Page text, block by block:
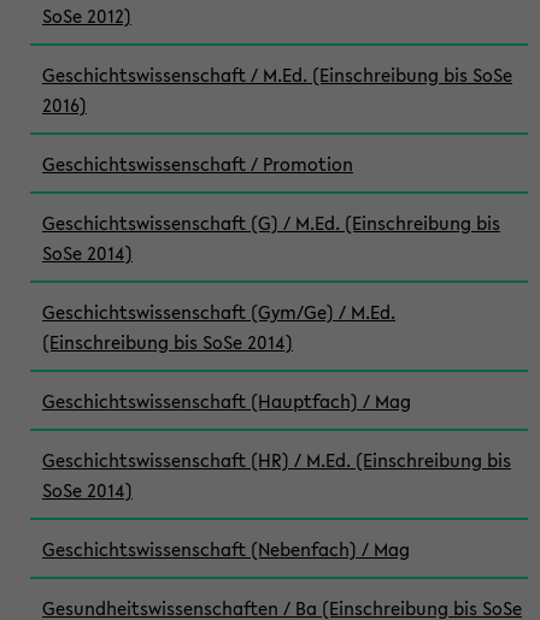
SoSe 2012)
Geschichtswissenschaft / M.Ed. (Einschreibung bis SoSe
2016)
Geschichtswissenschaft / Promotion
Geschichtswissenschaft (G) / M.Ed. (Einschreibung bis
SoSe 2014)
Geschichtswissenschaft (Gym/Ge) / M.Ed.
(Einschreibung bis SoSe 2014)
Geschichtswissenschaft (Hauptfach) / Mag
Geschichtswissenschaft (HR) / M.Ed. (Einschreibung bis
SoSe 2014)
Geschichtswissenschaft (Nebenfach) / Mag
Gesundheitswissenschaften / Ba (Einschreibung bis SoSe